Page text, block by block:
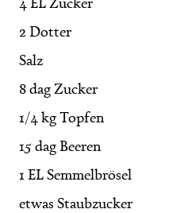
2 Dotter
Salz
8 dag Zucker
1/4 kg Topfen
15 dag Beeren
1 EL Semmelbrösel
etwas Staubzucker